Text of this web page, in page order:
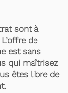
sont à
de
est sans
qui maîtrisez
êtes libre de